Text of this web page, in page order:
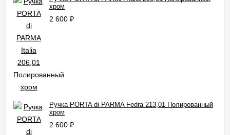
хром
2 600 ₽
Ручка PORTA di PARMA Fedra 213,01 Полированный
хром
2 600 ₽